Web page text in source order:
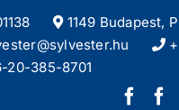
1149 Budapest,
20-385-8701